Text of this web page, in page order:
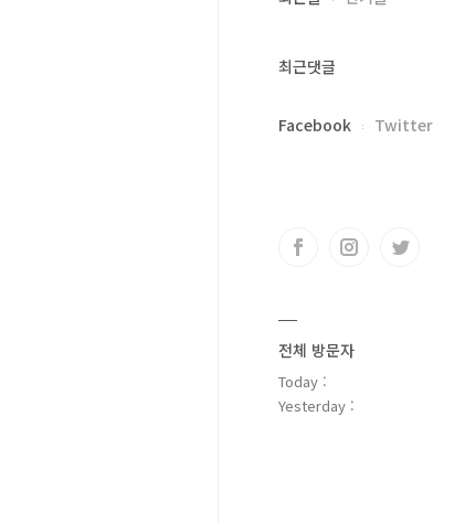
최근댓글
Facebook Twitter
전체 방문자
Today :
Yesterday :